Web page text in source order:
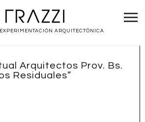
ARQUITECTÓNICA
Arquitectos Prov. Bs.
Residuales”